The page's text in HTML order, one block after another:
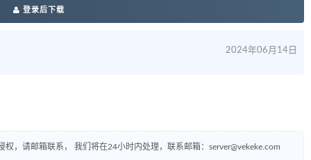
登录后下载
2024年06月14日
，请邮箱联系， 我们将在24小时内处理，联系邮箱： server@vekeke.com